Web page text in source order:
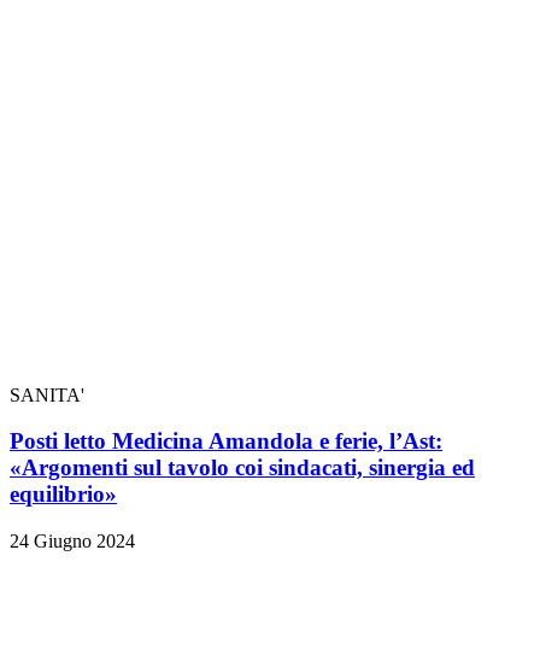
SANITA'
Posti letto Medicina Amandola e ferie, l’Ast:
«Argomenti sul tavolo coi sindacati, sinergia ed
equilibrio»
24 Giugno 2024